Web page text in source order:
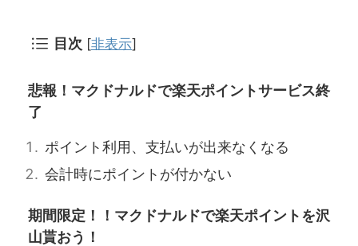
目次 [非表示]
悲報！マクドナルドで楽天ポイントサービス終
了
ポイント利用、支払いが出来なくなる
会計時にポイントが付かない
期間限定！！マクドナルドで楽天ポイントを沢
山貰おう！